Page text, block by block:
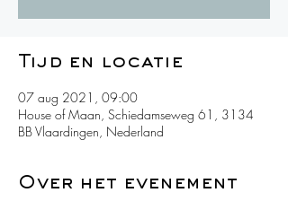
Tijd en locatie
07 aug 2021, 09:00
House of Maan, Schiedamseweg 61, 3134
BB Vlaardingen, Nederland
Over het evenement